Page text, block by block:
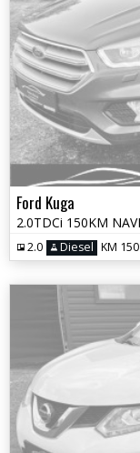
Ford Kuga
2.0 Diesel KM 150